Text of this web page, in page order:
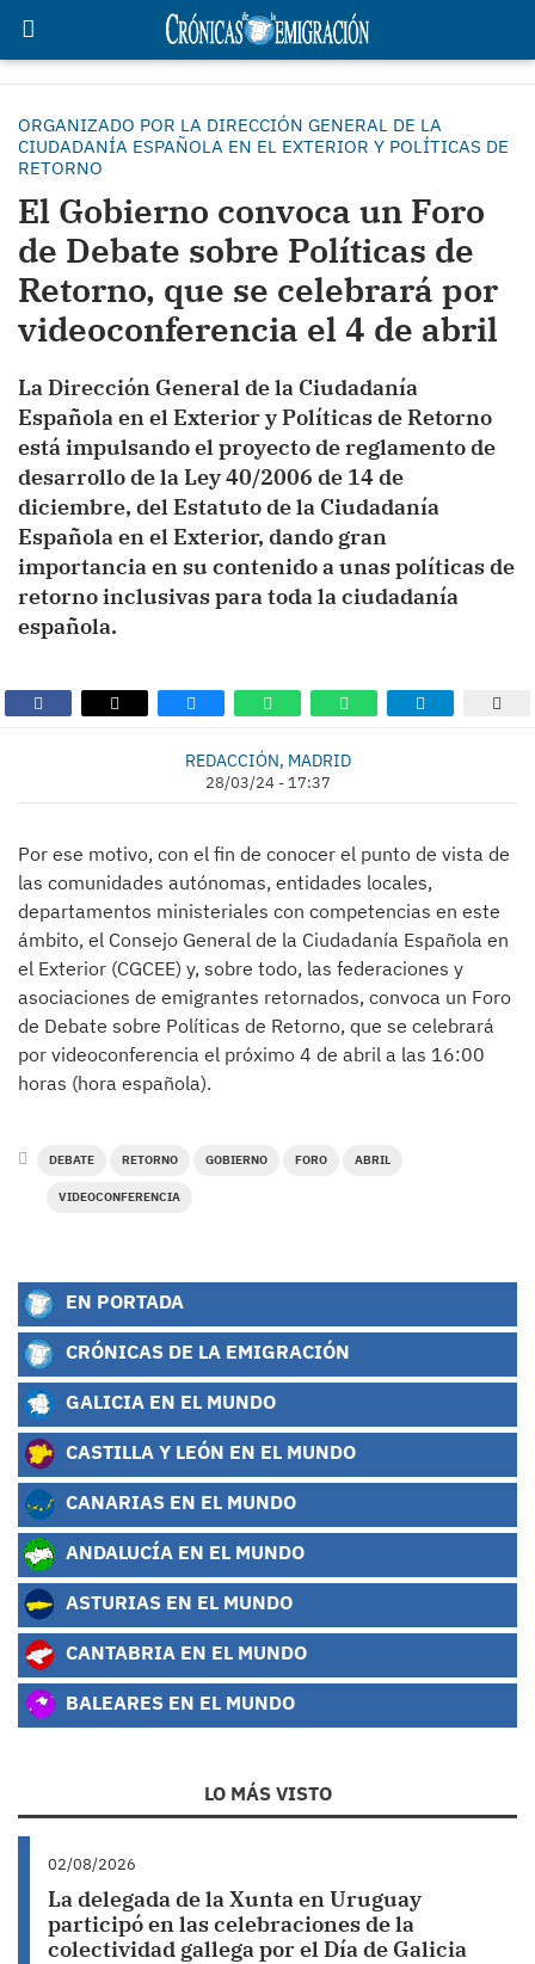
ORGANIZADO POR LA DIRECCIÓN GENERAL DE LA
CIUDADANÍA ESPAÑOLA EN EL EXTERIOR Y POLÍTICAS DE
RETORNO
El Gobierno convoca un Foro
de Debate sobre Políticas de
Retorno, que se celebrará por
videoconferencia el 4 de abril
La Dirección General de la Ciudadanía
Española en el Exterior y Políticas de Retorno
está impulsando el proyecto de reglamento de
desarrollo de la Ley 40/2006 de 14 de
diciembre, del Estatuto de la Ciudadanía
Española en el Exterior, dando gran
importancia en su contenido a unas políticas de
retorno inclusivas para toda la ciudadanía
española.
REDACCIÓN, MADRID
28/03/24 - 17:37
Por ese motivo, con el fin de conocer el punto de vista de
las comunidades autónomas, entidades locales,
departamentos ministeriales con competencias en este
ámbito, el Consejo General de la Ciudadanía Española en
el Exterior (CGCEE) y, sobre todo, las federaciones y
asociaciones de emigrantes retornados, convoca un Foro
de Debate sobre Políticas de Retorno, que se celebrará
por videoconferencia el próximo 4 de abril a las 16:00
horas (hora española).
DEBATE RETORNO GOBIERNO FORO ABRIL
VIDEOCONFERENCIA
EN PORTADA
CRÓNICAS DE LA EMIGRACIÓN
GALICIA EN EL MUNDO
CASTILLA Y LEÓN EN EL MUNDO
CANARIAS EN EL MUNDO
ANDALUCÍA EN EL MUNDO
ASTURIAS EN EL MUNDO
CANTABRIA EN EL MUNDO
BALEARES EN EL MUNDO
LO MÁS VISTO
02/08/2026
La delegada de la Xunta en Uruguay
participó en las celebraciones de la
colectividad gallega por el Día de Galicia